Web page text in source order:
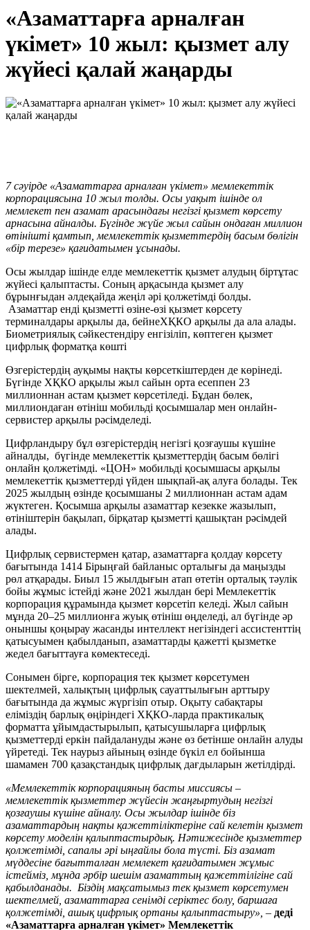
«Азаматтарға арналған
үкімет» 10 жыл: қызмет алу
жүйесі қалай жаңарды
7 сәуірде «Азаматтарға арналған үкімет» мемлекеттік
корпорациясына 10 жыл толды. Осы уақыт ішінде ол
мемлекет пен азамат арасындағы негізгі қызмет көрсету
арнасына айналды. Бүгінде жүйе жыл сайын ондаған миллион
өтінішті қамтып, мемлекеттік қызметтердің басым бөлігін
«бір терезе» қағидатымен ұсынады.
Осы жылдар ішінде елде мемлекеттік қызмет алудың біртұтас
жүйесі қалыптасты. Соның арқасында қызмет алу
бұрынғыдан әлдеқайда жеңіл әрі қолжетімді болды.
Азаматтар енді қызметті өзіне-өзі қызмет көрсету
терминалдары арқылы да, бейнеХҚКО арқылы да ала алады.
Биометриялық сәйкестендіру енгізіліп, көптеген қызмет
цифрлық форматқа көшті
Өзгерістердің ауқымы нақты көрсеткіштерден де көрінеді.
Бүгінде ХҚКО арқылы жыл сайын орта есеппен 23
миллионнан астам қызмет көрсетіледі. Бұдан бөлек,
миллиондаған өтініш мобильді қосымшалар мен онлайн-
сервистер арқылы рәсімделеді.
Цифрландыру бұл өзгерістердің негізгі қозғаушы күшіне
айналды, бүгінде мемлекеттік қызметтердің басым бөлігі
онлайн қолжетімді. «ЦОН» мобильді қосымшасы арқылы
мемлекеттік қызметтерді үйден шықпай-ақ алуға болады. Тек
2025 жылдың өзінде қосымшаны 2 миллионнан астам адам
жүктеген. Қосымша арқылы азаматтар кезекке жазылып,
өтініштерін бақылап, бірқатар қызметті қашықтан рәсімдей
алады.
Цифрлық сервистермен қатар, азаматтарға қолдау көрсету
бағытында 1414 Бірыңғай байланыс орталығы да маңызды
рөл атқарады. Биыл 15 жылдығын атап өтетін орталық тәулік
бойы жұмыс істейді және 2021 жылдан бері Мемлекеттік
корпорация құрамында қызмет көрсетіп келеді. Жыл сайын
мұнда 20–25 миллионға жуық өтініш өңделеді, ал бүгінде әр
оныншы қоңырау жасанды интеллект негізіндегі ассистенттің
қатысуымен қабылданып, азаматтарды қажетті қызметке
жедел бағыттауға көмектеседі.
Сонымен бірге, корпорация тек қызмет көрсетумен
шектелмей, халықтың цифрлық сауаттылығын арттыру
бағытында да жұмыс жүргізіп отыр. Оқыту сабақтары
еліміздің барлық өңіріндегі ХҚКО-ларда практикалық
форматта ұйымдастырылып, қатысушыларға цифрлық
қызметтерді еркін пайдалануды және өз бетінше онлайн алуды
үйретеді. Тек наурыз айының өзінде бүкіл ел бойынша
шамамен 700 қазақстандық цифрлық дағдыларын жетілдірді.
«Мемлекеттік корпорацияның басты миссиясы –
мемлекеттік қызметтер жүйесін жаңғыртудың негізгі
қозғаушы күшіне айналу. Осы жылдар ішінде біз
азаматтардың нақты қажеттіліктеріне сай келетін қызмет
көрсету моделін қалыптастырдық. Нәтижесінде қызметтер
қолжетімді, сапалы әрі ыңғайлы бола түсті. Біз азамат
мүддесіне бағытталған мемлекет қағидатымен жұмыс
істейміз, мұнда әрбір шешім азаматтың қажеттілігіне сай
қабылданады. Біздің мақсатымыз тек қызмет көрсетумен
шектелмей, азаматтарға сенімді серіктес болу, баршаға
қолжетімді, ашық цифрлық ортаны қалыптастыру», – деді
«Азаматтарға арналған үкімет» Мемлекеттік